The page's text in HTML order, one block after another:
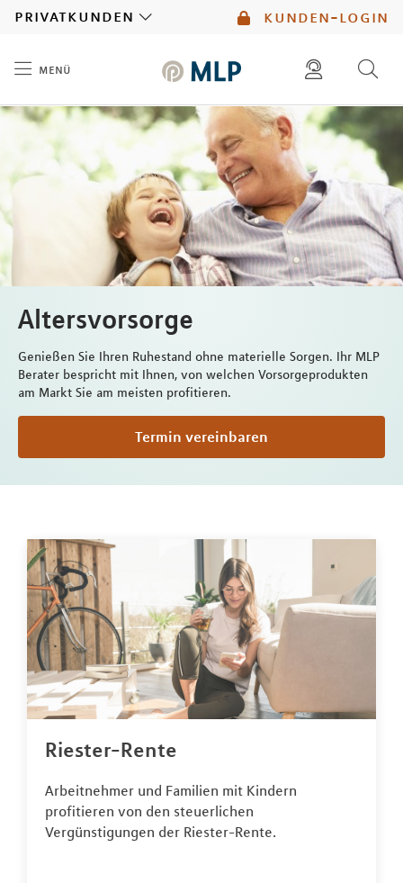
kunden-login
privatkunden
menü
diese website durchsuchen
mlp berater finden
Inhalt
Altersvorsorge
Genießen Sie Ihren Ruhestand ohne materielle Sorgen. Ihr MLP
Berater bespricht mit Ihnen, von welchen Vorsorgeprodukten
am Markt Sie am meisten profitieren.
Termin vereinbaren
Riester-Rente
Arbeitnehmer und Familien mit Kindern
profitieren von den steuerlichen
Vergünstigungen der Riester-Rente.